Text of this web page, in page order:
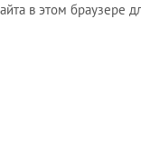
в этом браузере